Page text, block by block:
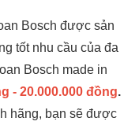
Bosch được sản
tốt nhu cầu của đa
Bosch made in
- 20.000.000 đồng.
hãng, bạn sẽ được